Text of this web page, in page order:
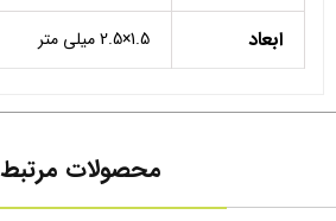
ابعاد 1.5×2.5 میلی متر
محصولات مرتبط